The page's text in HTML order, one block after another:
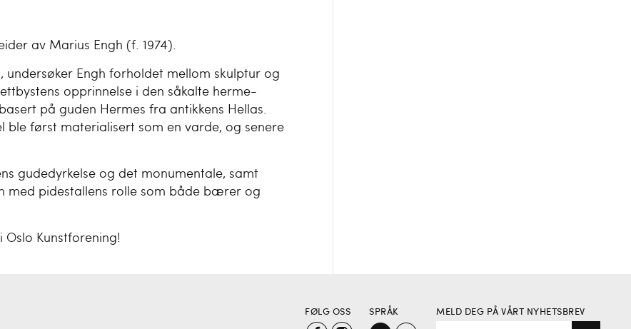
av Marius Engh (f. 1974).
Engh forholdet mellom skulptur og
opprinnelse i den såkalte herme-
på guden Hermes fra antikkens Hellas.
ble først materialisert som en varde, og senere
gudedyrkelse og det monumentale, samt
med pidestallens rolle som både bærer og
Oslo Kunstforening!
FØLG OSS SPRÅK MELD DEG PÅ VÅRT NYHETSBREV